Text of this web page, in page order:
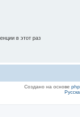
в этот раз
Создано на основе